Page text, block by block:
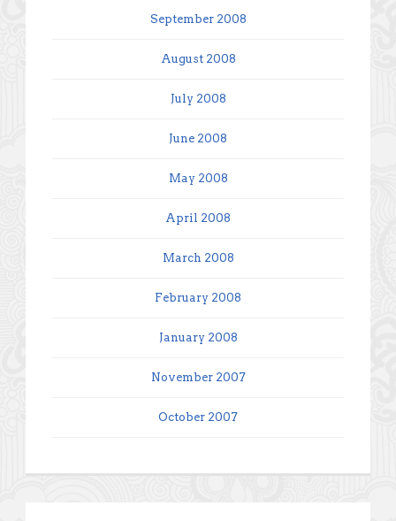
September 2008
August 2008
July 2008
June 2008
May 2008
April 2008
March 2008
February 2008
January 2008
November 2007
October 2007